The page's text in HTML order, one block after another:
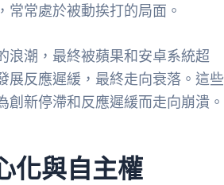
常處於被動挨打的局面。
浪潮，最終被蘋果和安卓系統超
展反應遲緩，最終走向衰落。這些
新停滯和反應遲緩而走向崩潰。
化與自主權